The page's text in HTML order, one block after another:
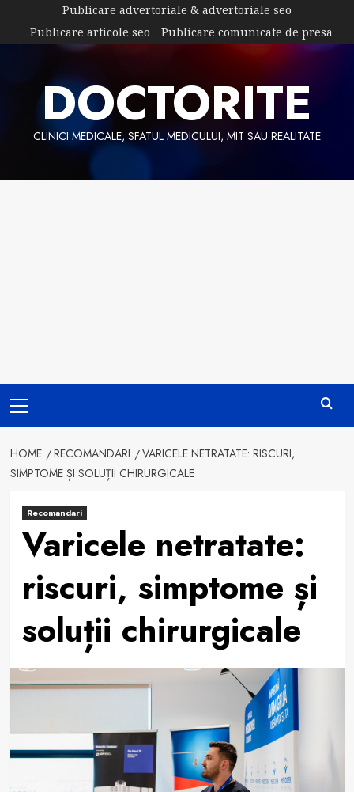
content
Publicare advertoriale & advertoriale seo
Publicare articole seo
Publicare comunicate de presa
DOCTORITE
CLINICI MEDICALE, SFATUL MEDICULUI, MIT SAU REALITATE
Menu
HOME RECOMANDARI
VARICELE NETRATATE: RISCURI,
SIMPTOME ȘI SOLUȚII CHIRURGICALE
Recomandari
Varicele netratate:
riscuri, simptome și
soluții chirurgicale